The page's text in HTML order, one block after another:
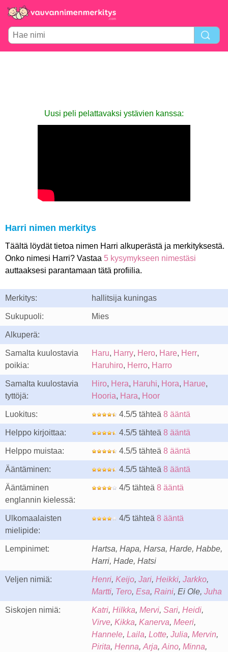
Uusi peli pelattavaksi ystävien kanssa:
Harri nimen merkitys
Täältä löydät tietoa nimen Harri alkuperästä ja merkityksestä.
Onko nimesi Harri? Vastaa 5 kysymykseen nimestäsi
auttaaksesi parantamaan tätä profiilia.
Merkitys: hallitsija kuningas
Sukupuoli: Mies
Alkuperä:
Samalta kuulostavia
poikia:
Haru, Harry, Hero, Hare, Herr,
Haruhiro, Herro, Harro
Samalta kuulostavia
tyttöjä:
Hiro, Hera, Haruhi, Hora, Harue,
Hooria, Hara, Hoor
Luokitus: 4.5/5 tähteä 8 ääntä
Helppo kirjoittaa: 4.5/5 tähteä 8 ääntä
Helppo muistaa: 4.5/5 tähteä 8 ääntä
Ääntäminen: 4.5/5 tähteä 8 ääntä
Ääntäminen
englannin kielessä:
4/5 tähteä 8 ääntä
Ulkomaalaisten
mielipide:
4/5 tähteä 8 ääntä
Lempinimet:
Hartsa, Hapa, Harsa, Harde, Habbe,
Harri, Hade, Hatsi
Veljen nimiä: Henri, Keijo, Jari, Heikki, Jarkko,
Martti, Tero, Esa, Raini, Ei Ole, Juha
Siskojen nimiä: Katri, Hilkka, Mervi, Sari, Heidi,
Virve, Kikka, Kanerva, Meeri,
Hannele, Laila, Lotte, Julia, Mervin,
Pirita, Henna, Arja, Aino, Minna,